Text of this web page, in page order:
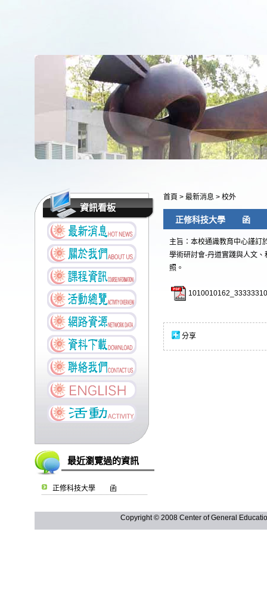
資訊看板
最近瀏覽過的資訊
正修科技大學 函
首頁 > 最新消息 > 校外
正修科技大學 函
主旨：本校通識教育中心謹
學術研討會-丹道實踐與人文
照。
分享
Copyright © 2008 Center of General